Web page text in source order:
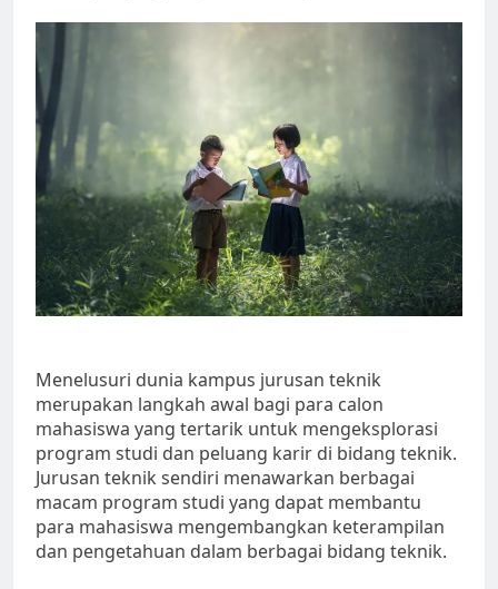
Menelusuri dunia kampus jurusan teknik
merupakan langkah awal bagi para calon
mahasiswa yang tertarik untuk mengeksplorasi
program studi dan peluang karir di bidang teknik.
Jurusan teknik sendiri menawarkan berbagai
macam program studi yang dapat membantu
para mahasiswa mengembangkan keterampilan
dan pengetahuan dalam berbagai bidang teknik.